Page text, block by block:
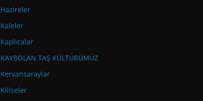
Hazireler
Kaleler
Kaplıcalar
KAYBOLAN TAŞ KÜLTÜRÜMÜZ
Kervansaraylar
Kiliseler